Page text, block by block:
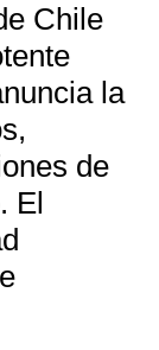
Chile
la
de
El